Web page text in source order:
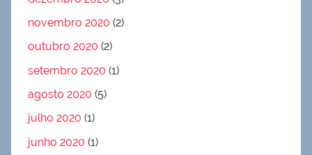
novembro 2020 (2)
outubro 2020 (2)
setembro 2020 (1)
agosto 2020 (5)
julho 2020 (1)
junho 2020 (1)